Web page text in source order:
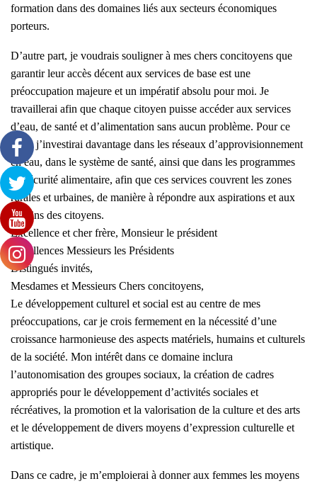
formation dans des domaines liés aux secteurs économiques
porteurs.
D’autre part, je voudrais souligner à mes chers concitoyens que
garantir leur accès décent aux services de base est une
préoccupation majeure et un impératif absolu pour moi. Je
travaillerai afin que chaque citoyen puisse accéder aux services
d’eau, de santé et d’alimentation sans aucun problème. Pour ce
faire, j’investirai davantage dans les réseaux d’approvisionnement
en eau, dans le système de santé, ainsi que dans les programmes
de sécurité alimentaire, afin que ces services couvrent les zones
rurales et urbaines, de manière à répondre aux aspirations et aux
besoins des citoyens.
Excellence et cher frère, Monsieur le président
Excellences Messieurs les Présidents
Distingués invités,
Mesdames et Messieurs Chers concitoyens,
Le développement culturel et social est au centre de mes
préoccupations, car je crois fermement en la nécessité d’une
croissance harmonieuse des aspects matériels, humains et culturels
de la société. Mon intérêt dans ce domaine inclura
l’autonomisation des groupes sociaux, la création de cadres
appropriés pour le développement d’activités sociales et
récréatives, la promotion et la valorisation de la culture et des arts
et le développement de divers moyens d’expression culturelle et
artistique.
Dans ce cadre, je m’emploierai à donner aux femmes les moyens